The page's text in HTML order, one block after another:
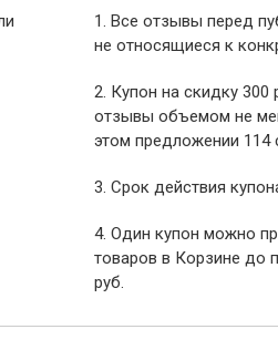
1. Все отзывы перед
не относящиеся к
2. Купон на скидку 300
отзывы объемом не
этом предложении 114
3. Срок действия
4. Один купон можно
товаров в Корзине до
руб.